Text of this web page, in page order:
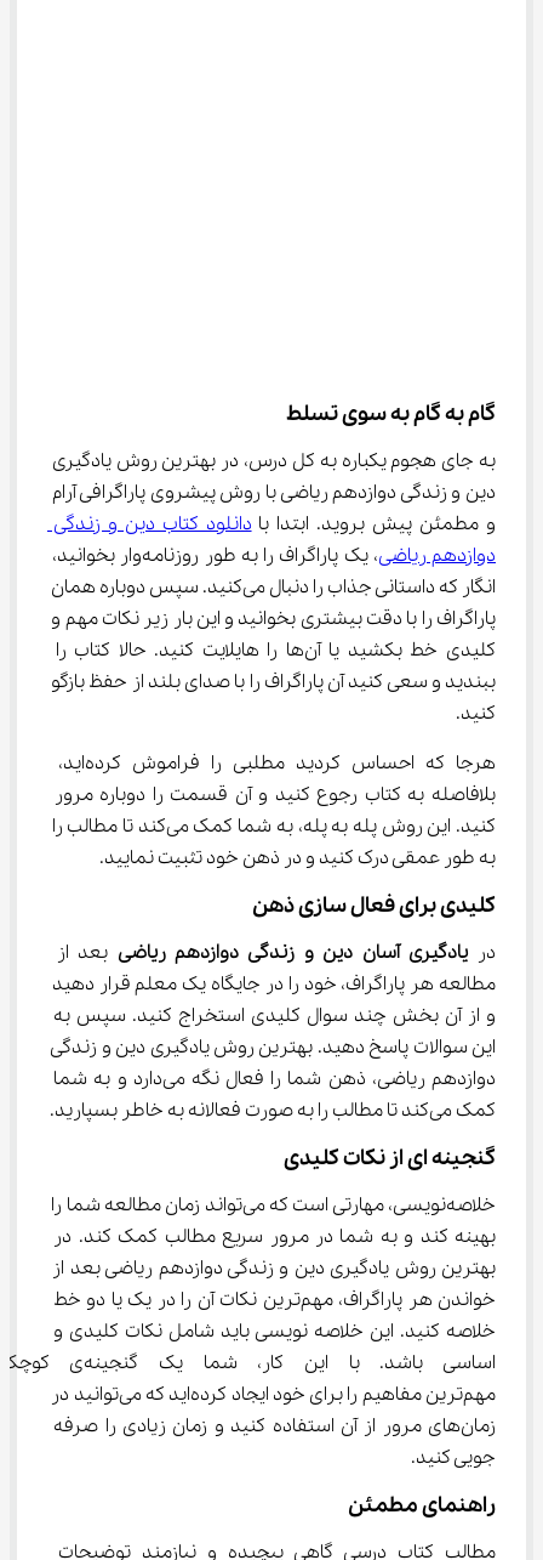
گام به گام به سوی تسلط
به جای هجوم یکباره به کل درس، در بهترین روش یادگیری
دین و زندگی دوازدهم ریاضی با روش پیشروی پاراگرافی آرام
و مطمئن پیش بروید. ابتدا با دانلود کتاب دین و زندگی
دوازدهم ریاضی
، یک پاراگراف را به طور روزنامه‌وار بخوانید،
انگار که داستانی جذاب را دنبال می‌کنید. سپس دوباره همان
پاراگراف را با دقت بیشتری بخوانید و این بار زیر نکات مهم و
کلیدی خط بکشید یا آن‌ها را هایلایت کنید. حالا کتاب را
ببندید و سعی کنید آن پاراگراف را با صدای بلند از حفظ بازگو
کنید.
هرجا که احساس کردید مطلبی را فراموش کرده‌اید،
بلافاصله به کتاب رجوع کنید و آن قسمت را دوباره مرور
کنید. این روش پله به پله، به شما کمک می‌کند تا مطالب را
به طور عمقی درک کنید و در ذهن خود تثبیت نمایید.
کلیدی برای فعال ‌سازی ذهن
در یادگیری آسان دین و زندگی دوازدهم ریاضی بعد از
مطالعه هر پاراگراف، خود را در جایگاه یک معلم قرار دهید
و از آن بخش چند سوال کلیدی استخراج کنید. سپس به
این سوالات پاسخ دهید. بهترین روش یادگیری دین و زندگی
دوازدهم ریاضی، ذهن شما را فعال نگه می‌دارد و به شما
کمک می‌کند تا مطالب را به صورت فعالانه به خاطر بسپارید.
گنجینه ‌ای از نکات کلیدی
خلاصه‌نویسی، مهارتی است که می‌تواند زمان مطالعه شما را
بهینه کند و به شما در مرور سریع مطالب کمک کند. در
بهترین روش یادگیری دین و زندگی دوازدهم ریاضی بعد از
خواندن هر پاراگراف، مهم‌ترین نکات آن را در یک یا دو خط
خلاصه کنید. این خلاصه نویسی باید شامل نکات کلیدی و
اساسی باشد. با این کار، شما یک
مهم‌ترین مفاهیم را برای خود ایجاد کرده‌اید که می‌توانید در
زمان‌های مرور از آن استفاده کنید و زمان زیادی را صرفه
جویی کنید.
راهنمای مطمئن
مطالب کتاب درسی گاهی پیچیده و نیازمند توضیحات